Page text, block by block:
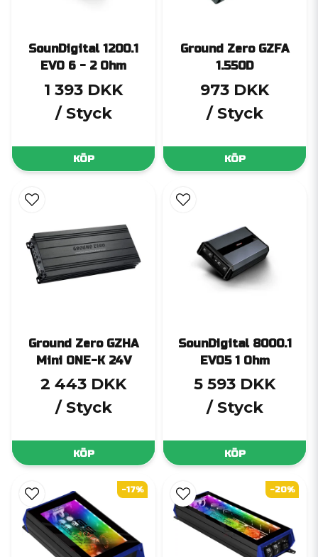
SounDigital 1200.1
EVO 6 - 2 Ohm
1 393 DKK
/ Styck
KÖP
Ground Zero GZFA
1.550D
973 DKK
/ Styck
KÖP
Ground Zero GZHA
Mini ONE-K 24V
2 443 DKK
/ Styck
KÖP
SounDigital 8000.1
EVO5 1 Ohm
5 593 DKK
/ Styck
KÖP
-17% -20%